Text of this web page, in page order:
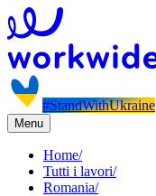
#StandWithUkraine
Menu
Home/
Tutti i lavori/
Romania/